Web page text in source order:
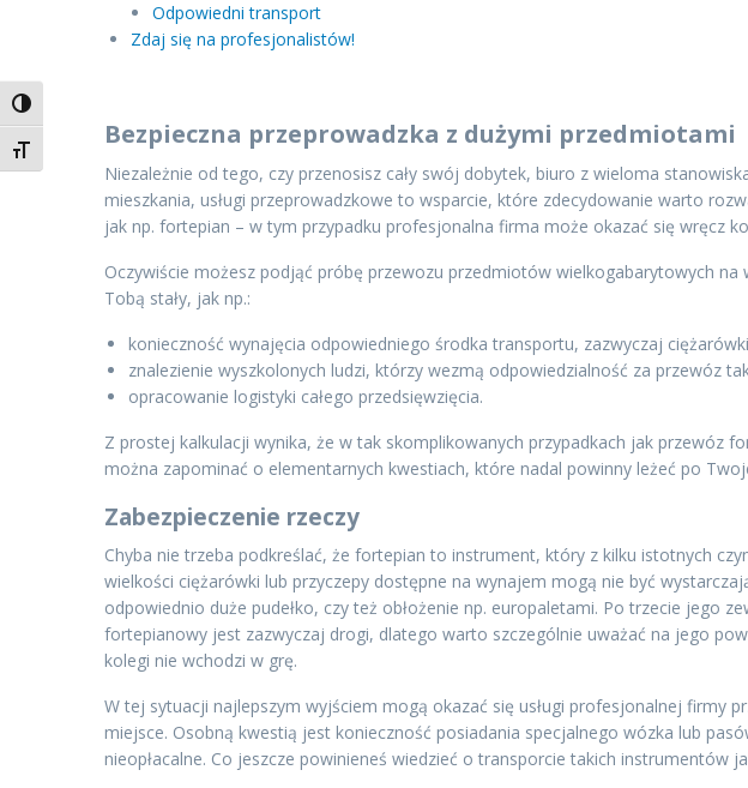
Toggle High Contrast
Toggle Font size
Odpowiedni transport
Zdaj się na profesjonalistów!
Bezpieczna przeprowadzka z dużymi przedmiotami
Niezależnie od tego, czy przenosisz cały swój dobytek, biuro z wieloma
mieszkania, usługi przeprowadzkowe to wsparcie, które zdecydowanie warto
jak np. fortepian – w tym przypadku profesjonalna firma może okazać się wręcz
Oczywiście możesz podjąć próbę przewozu przedmiotów wielkogabarytowych
Tobą stały, jak np.:
konieczność wynajęcia odpowiedniego środka transportu, zazwyczaj
znalezienie wyszkolonych ludzi, którzy wezmą odpowiedzialność za przewóz
opracowanie logistyki całego przedsięwzięcia.
Z prostej kalkulacji wynika, że w tak skomplikowanych przypadkach jak przewóz
można zapominać o elementarnych kwestiach, które nadal powinny leżeć po
Zabezpieczenie rzeczy
Chyba nie trzeba podkreślać, że fortepian to instrument, który z kilku istotnych
wielkości ciężarówki lub przyczepy dostępne na wynajem mogą nie być
odpowiednio duże pudełko, czy też obłożenie np. europaletami. Po trzecie jego
fortepianowy jest zazwyczaj drogi, dlatego warto szczególnie uważać na jego
kolegi nie wchodzi w grę.
W tej sytuacji najlepszym wyjściem mogą okazać się usługi profesjonalnej
miejsce. Osobną kwestią jest konieczność posiadania specjalnego wózka lub
nieopłacalne. Co jeszcze powinieneś wiedzieć o transporcie takich instrumentów